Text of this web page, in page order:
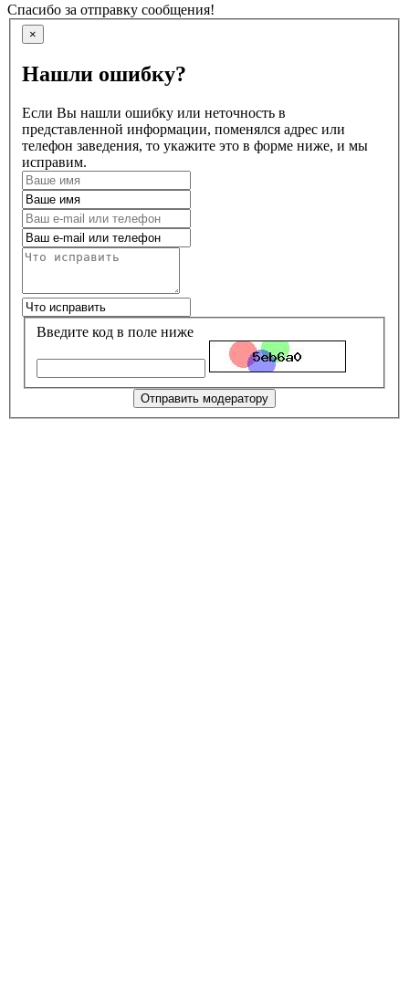
Спасибо за отправку сообщения!
×
Нашли ошибку?
Если Вы нашли ошибку или неточность в
представленной информации, поменялся адрес или
телефон заведения, то укажите это в форме ниже, и мы
исправим.
Введите код в поле ниже
Отправить модератору